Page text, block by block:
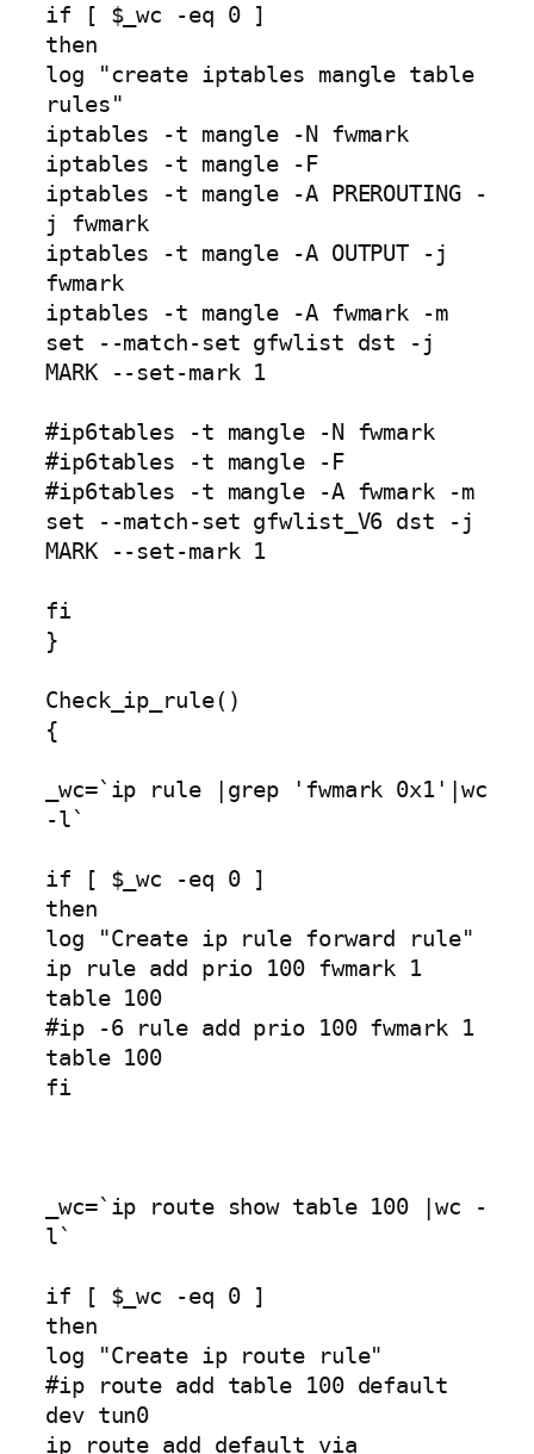
if [ $_wc -eq 0 ]
then
log "create iptables mangle table
rules"
iptables -t mangle -N fwmark
iptables -t mangle -F
iptables -t mangle -A PREROUTING -
j fwmark
iptables -t mangle -A OUTPUT -j
fwmark
iptables -t mangle -A fwmark -m
set --match-set gfwlist dst -j
MARK --set-mark 1
#ip6tables -t mangle -N fwmark
#ip6tables -t mangle -F
#ip6tables -t mangle -A fwmark -m
set --match-set gfwlist_V6 dst -j
MARK --set-mark 1
fi
}
Check_ip_rule()
{
_wc=`ip rule |grep 'fwmark 0x1'|wc
-l`
if [ $_wc -eq 0 ]
then
log "Create ip rule forward rule"
ip rule add prio 100 fwmark 1
table 100
#ip -6 rule add prio 100 fwmark 1
table 100
fi
_wc=`ip route show table 100 |wc -
l`
if [ $_wc -eq 0 ]
then
log "Create ip route rule"
#ip route add table 100 default
dev tun0
ip route add default via